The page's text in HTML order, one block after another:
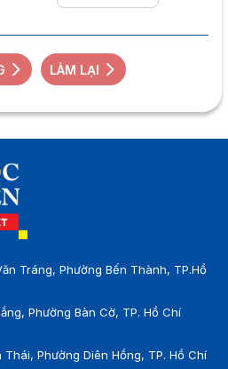
LÀM LẠI
Tráng, Phường Bến Thành, TP.Hồ
Phường Bàn Cờ, TP. Hồ Chí
Thái, Phường Diên Hồng, TP. Hồ Chí